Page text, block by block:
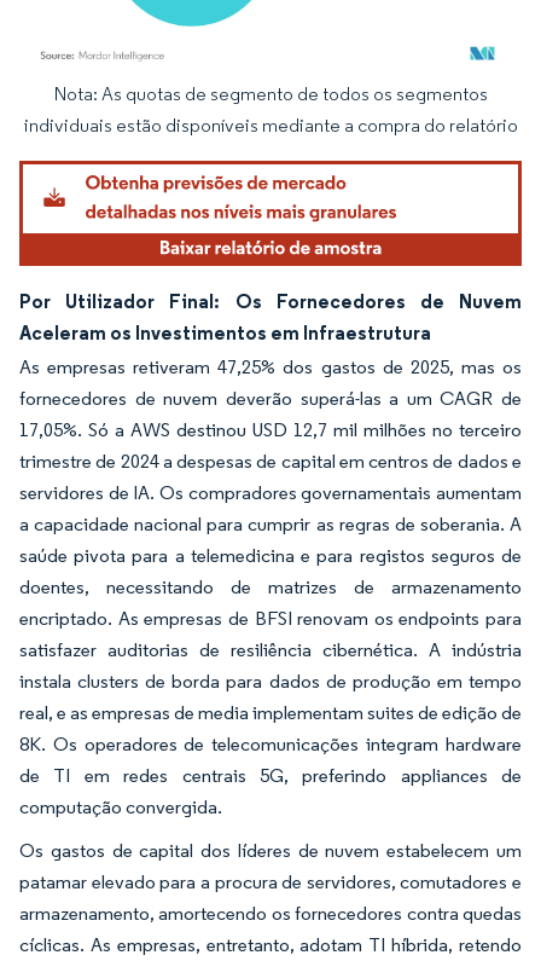
Imagem © Mordor Intelligence. O reuso requer atribuição conforme CC BY 4.0.
Nota: As quotas de segmento de todos os segmentos
individuais estão disponíveis mediante a compra do relatório
Por Utilizador Final: Os Fornecedores de Nuvem
Aceleram os Investimentos em Infraestrutura
As empresas retiveram 47,25% dos gastos de 2025, mas os
fornecedores de nuvem deverão superá-las a um CAGR de
17,05%. Só a AWS destinou USD 12,7 mil milhões no terceiro
trimestre de 2024 a despesas de capital em centros de dados e
servidores de IA. Os compradores governamentais aumentam
a capacidade nacional para cumprir as regras de soberania. A
saúde pivota para a telemedicina e para registos seguros de
doentes, necessitando de matrizes de armazenamento
encriptado. As empresas de BFSI renovam os endpoints para
satisfazer auditorias de resiliência cibernética. A indústria
instala clusters de borda para dados de produção em tempo
real, e as empresas de media implementam suites de edição de
8K. Os operadores de telecomunicações integram hardware
de TI em redes centrais 5G, preferindo appliances de
computação convergida.
Os gastos de capital dos líderes de nuvem estabelecem um
patamar elevado para a procura de servidores, comutadores e
armazenamento, amortecendo os fornecedores contra quedas
cíclicas. As empresas, entretanto, adotam TI híbrida, retendo